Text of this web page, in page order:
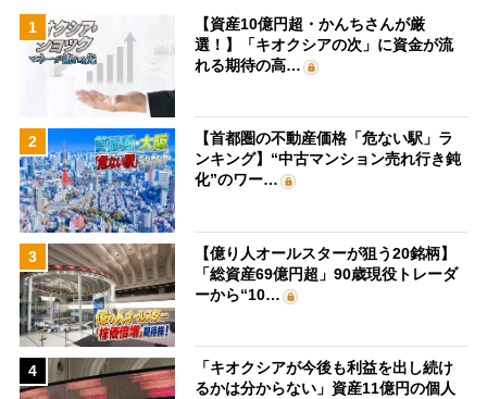
1
【資産10億円超・かんちさんが厳
選！】「キオクシアの次」に資金が流
れる期待の高…
2
【首都圏の不動産価格「危ない駅」ラ
ンキング】“中古マンション売れ行き鈍
化”のワー…
3
【億り人オールスターが狙う20銘柄】
「総資産69億円超」90歳現役トレーダ
ーから“10…
4
「キオクシアが今後も利益を出し続け
るかは分からない」資産11億円の個人